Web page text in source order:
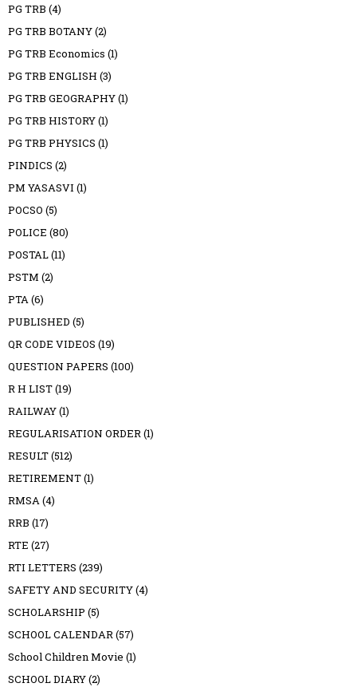
PG TRB (4)
PG TRB BOTANY(2)
PG TRB Economics (1)
PG TRB ENGLISH (3)
PG TRB GEOGRAPHY(1)
PG TRB HISTORY(1)
PG TRB PHYSICS (1)
PINDICS (2)
PM YASASVI (1)
POCSO (5)
POLICE (80)
POSTAL(11)
PSTM (2)
PTA(6)
PUBLISHED (5)
QR CODE VIDEOS (19)
QUESTION PAPERS (100)
R H LIST(19)
RAILWAY(1)
REGULARISATION ORDER(1)
RESULT(512)
RETIREMENT(1)
RMSA(4)
RRB (17)
RTE (27)
RTI LETTERS (239)
SAFETY AND SECURITY(4)
SCHOLARSHIP (5)
SCHOOL CALENDAR(57)
School Children Movie (1)
SCHOOL DIARY(2)